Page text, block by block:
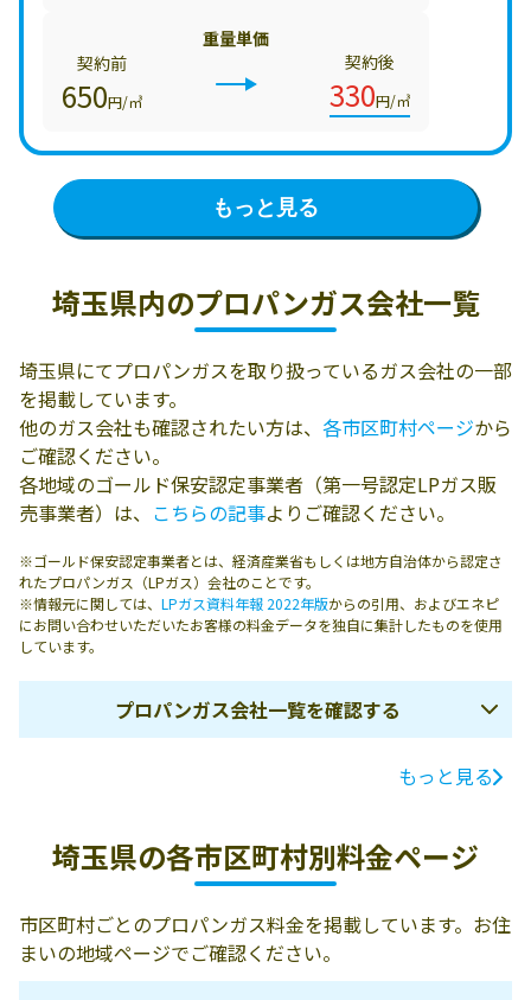
重量単価
契約前
650円/㎥
契約後
330円/㎥
もっと見る
埼玉県内のプロパンガス会社一覧
埼玉県にてプロパンガスを取り扱っているガス会社の一部
を掲載しています。
他のガス会社も確認されたい方は、 各市区町村ページから
ご確認ください。
各地域のゴールド保安認定事業者（第一号認定LPガス販
売事業者）は、 こちらの記事よりご確認ください。
※ゴールド保安認定事業者とは、経済産業省もしくは地方自治体から認定さ
れたプロパンガス（LPガス）会社のことです。
※情報元に関しては、 LPガス資料年報 2022年版からの引用、およびエネピ
にお問い合わせいただいたお客様の料金データを独自に集計したものを使用
しています。
プロパンガス会社一覧を確認する
電話番号
社／与野営業所
ま市桜区中島2-
6-18
第一エネルギー
設備株式会社／
ガス販売一課 越
343-0836 越谷市
蒲生寿町18-5 1F
048-945-3211
もっと見る
埼玉県の各市区町村別料金ページ
市区町村ごとのプロパンガス料金を掲載しています。お住
まいの地域ページでご確認ください。